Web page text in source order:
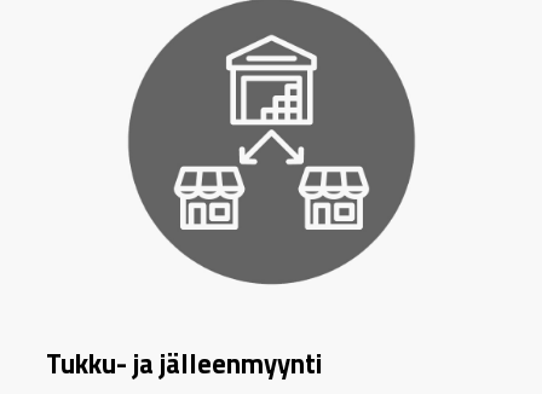
Tukku- ja jälleenmyynti